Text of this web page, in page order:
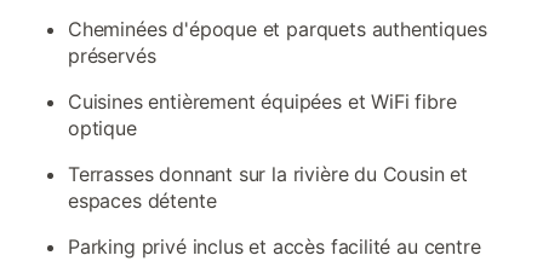
Cheminées d'époque et parquets authentiques
préservés
Cuisines entièrement équipées et WiFi fibre
optique
Terrasses donnant sur la rivière du Cousin et
espaces détente
Parking privé inclus et accès facilité au centre